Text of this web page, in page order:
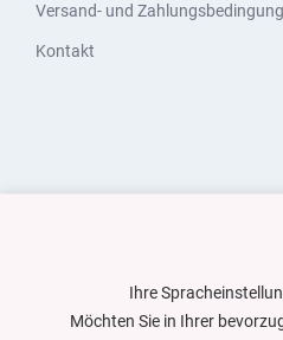
Versand- und
Kontakt
Ihre
Möchten Sie in Ihrer